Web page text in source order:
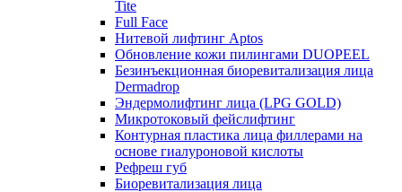
Tite
Full Face
Нитевой лифтинг Aptos
Обновление кожи пилингами DUOPEEL
Безинъекционная биоревитализация лица
Dermadrop
Эндермолифтинг лица (LPG GOLD)
Микротоковый фейслифтинг
Контурная пластика лица филлерами на
основе гиалуроновой кислоты
Рефреш губ
Биоревитализация лица